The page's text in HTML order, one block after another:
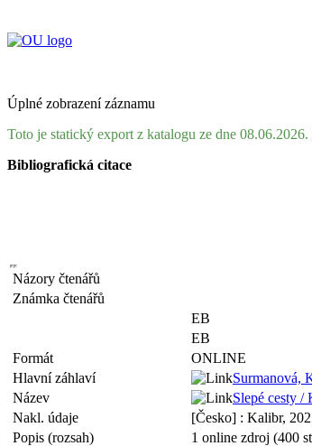
Úplné zobrazení záznamu
Toto je statický export z katalogu ze dne 08.06.2026.
Bibliografická citace
Názory čtenářů
Známka čtenářů
EB
EB
Formát
ONLINE
Hlavní záhlaví
Surmanová,
Název
Slepé cesty /
Nakl. údaje
[Česko] : Kalibr,
Popis (rozsah)
1 online zdroj (400